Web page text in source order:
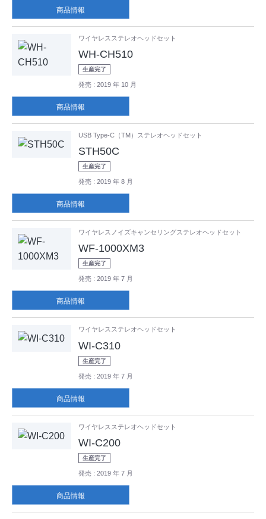
商品情報
ワイヤレスステレオヘッドセット
WH-CH510
生産完了
発売 : 2019 年 10 月
商品情報
USB Type-C（TM）ステレオヘッドセット
STH50C
生産完了
発売 : 2019 年 8 月
商品情報
ワイヤレスノイズキャンセリングステレオヘッドセット
WF-1000XM3
生産完了
発売 : 2019 年 7 月
商品情報
ワイヤレスステレオヘッドセット
WI-C310
生産完了
発売 : 2019 年 7 月
商品情報
ワイヤレスステレオヘッドセット
WI-C200
生産完了
発売 : 2019 年 7 月
商品情報